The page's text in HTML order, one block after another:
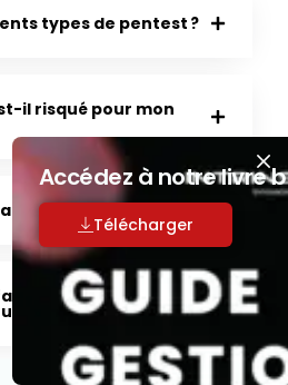
types de pentest ?
il risqué pour mon
d’un pentest ?
il effectuer un
pentest ?
Accédez à notre livre
Télécharger